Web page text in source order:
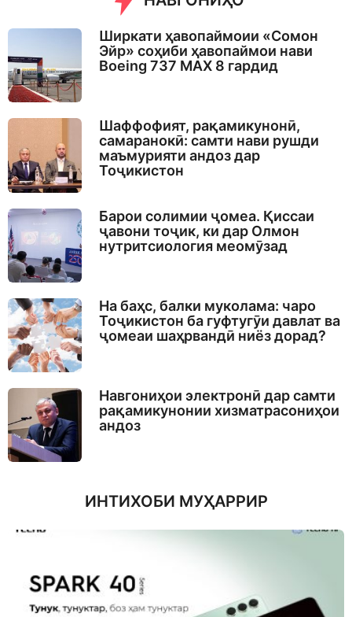
o
Ширкати ҳавопаймоии «Сомон
Эйр» соҳиби ҳавопаймои нави
Boeing 737 MAX 8 гардид
Шаффофият, рақамикунонӣ,
самаранокӣ: самти нави рушди
маъмурияти андоз дар
Тоҷикистон
Барои солимии ҷомеа. Қиссаи
ҷавони тоҷик, ки дар Олмон
нутритсиология меомӯзад
На баҳс, балки муколама: чаро
Тоҷикистон ба гуфтугӯи давлат ва
ҷомеаи шаҳрвандӣ ниёз дорад?
Навгониҳои электронӣ дар самти
рақамикунонии хизматрасониҳои
андоз
ИНТИХОБИ МУҲАРРИР